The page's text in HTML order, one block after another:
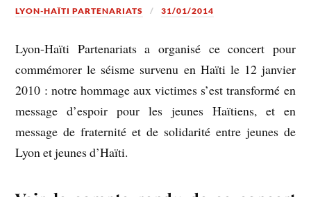
LYON-HAÏTI PARTENARIATS 31/01/2014
Lyon-Haïti Partenariats a organisé ce concert pour
commémorer le séisme survenu en Haïti le 12 janvier
2010 : notre hommage aux victimes s’est transformé en
message d’espoir pour les jeunes Haïtiens, et en
message de fraternité et de solidarité entre jeunes de
Lyon et jeunes d’Haïti.